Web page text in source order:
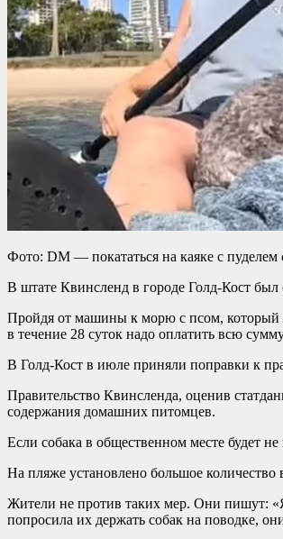
Фото: DM — покататься на каяке с пуделем
В штате Квинсленд в городе Голд-Кост
Пройдя от машины к морю с псом, который
в течение 28 суток надо оплатить всю
В Голд-Кост в июле приняли поправки к
Правительство Квинсленда, оценив
содержания домашних питомцев.
Если собака в общественном месте будет
На пляже установлено большое количество
Жители не против таких мер. Они пишут:
попросила их держать собак на поводке,